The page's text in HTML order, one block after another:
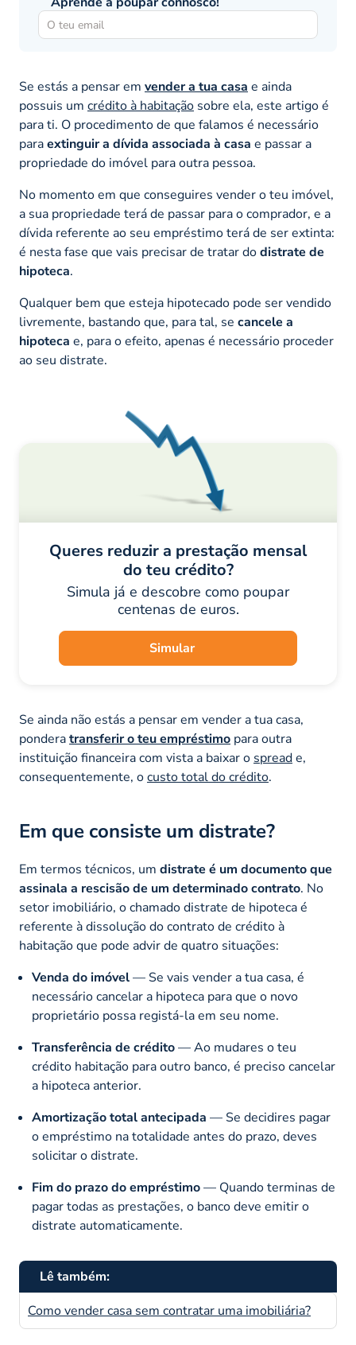
Se estás a pensar em vender a tua casa e ainda
possuis um crédito à habitação sobre ela, este artigo é
para ti. O procedimento de que falamos é necessário
paraextinguir a dívida associada à casa e passar a
propriedade do imóvel para outra pessoa.
No momento em que conseguires vender o teu imóvel,
a sua propriedade terá de passar para o comprador, e a
dívida referente ao seu empréstimo terá de ser extinta:
é nesta fase que vais precisar de tratar dodistrate de
hipoteca.
Qualquer bem que esteja hipotecado pode ser vendido
livremente, bastando que, para tal, se cancele a
hipoteca e, para o efeito, apenas é necessário proceder
ao seu distrate.
Queres reduzir a prestação mensal
do teu crédito?
Simula já e descobre como poupar
centenas de euros.
Simular
Se ainda não estás a pensar em vender a tua casa,
ponderatransferir o teu empréstimo para outra
instituição financeira com vista a baixar o spreade,
consequentemente, ocusto total do crédito.
Em que consiste um distrate?
Em termos técnicos, um distrate é um documento que
assinala a rescisão de um determinado contrato. No
setor imobiliário, o chamado distrate de hipoteca é
referente à dissolução do contrato de crédito à
habitação que pode advir de quatro situações:
Venda do imóvel— Se vais vender a tua casa, é
necessário cancelar a hipoteca para que o novo
proprietário possa registá-la em seu nome.​
Transferência de crédito— Ao mudares o teu
crédito habitação para outro banco, é preciso cancelar
a hipoteca anterior.​
Amortização total antecipada — Se decidires pagar
o empréstimo na totalidade antes do prazo, deves
solicitar o distrate.​
Fim do prazo do empréstimo— Quando terminas de
pagar todas as prestações, o banco deve emitir o
distrate automaticamente.
Lê também:
Como vender casa sem contratar uma imobiliária?